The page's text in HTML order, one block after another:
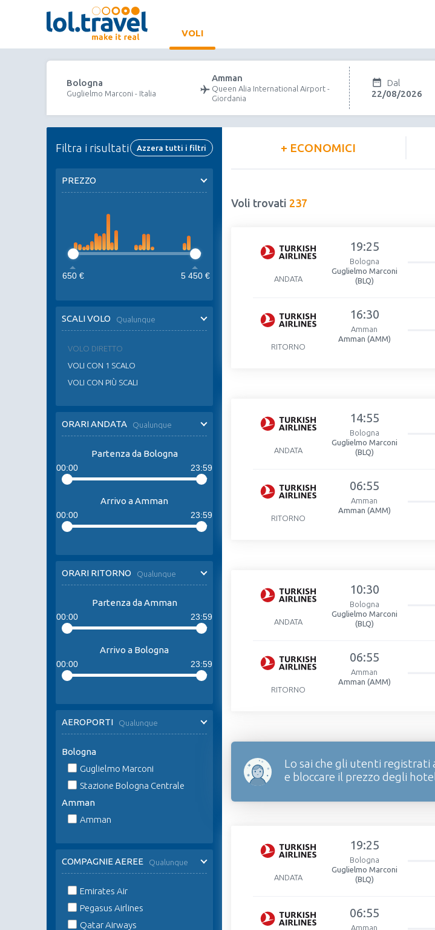
VOLI
Bologna
Guglielmo Marconi - Italia
Amman
Queen Alia International Airport -
Giordania
Dal
22/08/2026
Filtra i risultati Azzera tutti i filtri
PREZZO
650 € 5 450 €
SCALI VOLO Qualunque
VOLO DIRETTO
VOLI CON 1 SCALO
VOLI CON PIÙ SCALI
ORARI ANDATA Qualunque
Partenza da Bologna
00:00 23:59
Arrivo a Amman
00:00 23:59
ORARI RITORNO Qualunque
Partenza da Amman
00:00 23:59
Arrivo a Bologna
00:00 23:59
AEROPORTI Qualunque
Bologna
Guglielmo Marconi
Stazione Bologna Centrale
Amman
Amman
COMPAGNIE AEREE Qualunque
Emirates Air
Pegasus Airlines
Qatar Airways
+ ECONOMICI
Voli trovati 237
ANDATA
19:25
Bologna
Guglielmo Marconi
(BLQ)
RITORNO
16:30
Amman
Amman (AMM)
ANDATA
14:55
Bologna
Guglielmo Marconi
(BLQ)
RITORNO
06:55
Amman
Amman (AMM)
ANDATA
10:30
Bologna
Guglielmo Marconi
(BLQ)
RITORNO
06:55
Amman
Amman (AMM)
Lo sai che gli utenti registrati
e bloccare il prezzo degli
ANDATA
19:25
Bologna
Guglielmo Marconi
(BLQ)
06:55
Amman